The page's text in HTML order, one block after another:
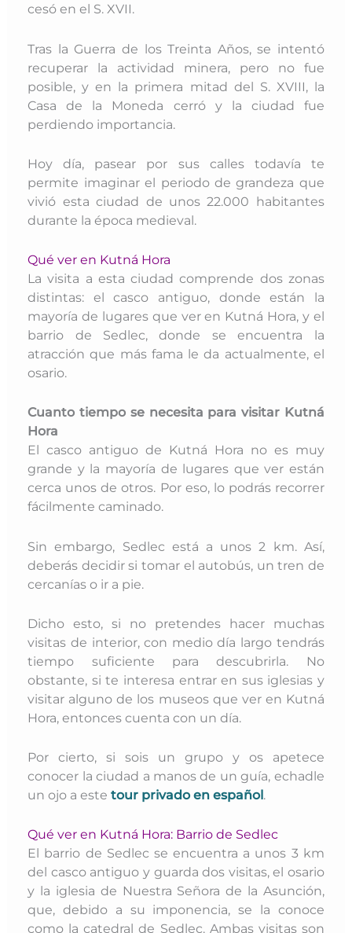
cesó en el S. XVII.
Tras la Guerra de los Treinta Años, se intentó
recuperar la actividad minera, pero no fue
posible, y en la primera mitad del S. XVIII, la
Casa de la Moneda cerró y la ciudad fue
perdiendo importancia.
Hoy día, pasear por sus calles todavía te
permite imaginar el periodo de grandeza que
vivió esta ciudad de unos 22.000 habitantes
durante la época medieval.
Qué ver en Kutná Hora
La visita a esta ciudad comprende dos zonas
distintas: el casco antiguo, donde están la
mayoría de lugares que ver en Kutná Hora, y el
barrio de Sedlec, donde se encuentra la
atracción que más fama le da actualmente, el
osario.
Cuanto tiempo se necesita para visitar Kutná
Hora
El casco antiguo de Kutná Hora no es muy
grande y la mayoría de lugares que ver están
cerca unos de otros. Por eso, lo podrás recorrer
fácilmente caminado.
Sin embargo, Sedlec está a unos 2 km. Así,
deberás decidir si tomar el autobús, un tren de
cercanías o ir a pie.
Dicho esto, si no pretendes hacer muchas
visitas de interior, con medio día largo tendrás
tiempo suficiente para descubrirla. No
obstante, si te interesa entrar en sus iglesias y
visitar alguno de los museos que ver en Kutná
Hora, entonces cuenta con un día.
Por cierto, si sois un grupo y os apetece
conocer la ciudad a manos de un guía, echadle
un ojo a estetour privado en español.
Qué ver en Kutná Hora: Barrio de Sedlec
El barrio de Sedlec se encuentra a unos 3 km
del casco antiguo y guarda dos visitas,el osario
y la iglesia de Nuestra Señora de la Asunción,
que, debido a su imponencia, se la conoce
como la catedral de Sedlec. Ambas visitas son